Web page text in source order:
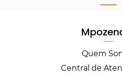
Quem
Central de